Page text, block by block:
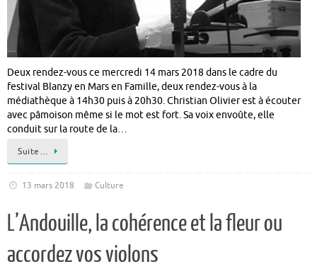
Deux rendez-vous ce mercredi 14 mars 2018 dans le cadre du
festival Blanzy en Mars en Famille, deux rendez-vous à la
médiathèque à 14h30 puis à 20h30. Christian Olivier est à écouter
avec pâmoison même si le mot est fort. Sa voix envoûte, elle
conduit sur la route de la…
Suite…
13 mars 2018 Culture
L’Andouille, la cohérence et la fleur ou
accordez vos violons